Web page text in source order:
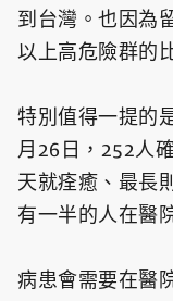
到台灣。也因為
以上高危險群的
特別值得一提的
月26日，252人
天就痊癒、最長
有一半的人在醫
病患會需要在醫